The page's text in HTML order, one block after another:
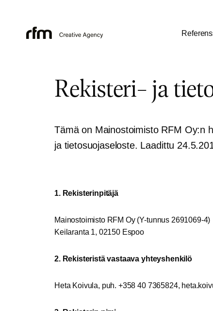
Rekisteri- ja
Tämä on Mainostoimisto RFM Oy:n
ja tietosuojaseloste. Laadittu
1. Rekisterinpitäjä
Mainostoimisto RFM Oy (Y-tunnus 2691069-4)
Keilaranta 1, 02150 Espoo
2. Rekisteristä vastaava yhteyshenkilö
Heta Koivula, puh. +358 40 7365824, viok.
ateh